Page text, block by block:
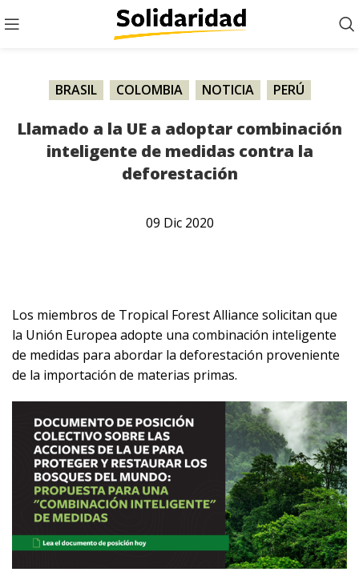
BRASIL COLOMBIA NOTICIA PERÚ
Llamado a la UE a adoptar combinación
inteligente de medidas contra la
deforestación
09 Dic 2020
Los miembros de Tropical Forest Alliance solicitan que
la Unión Europea adopte una combinación inteligente
de medidas para abordar la deforestación proveniente
de la importación de materias primas.